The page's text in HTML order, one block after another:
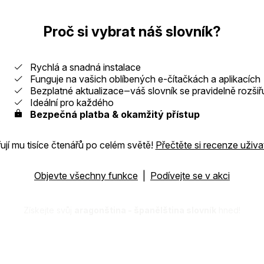
Proč si vybrat náš slovník?
Rychlá a snadná instalace
Funguje na vašich oblíbených e-čítačkách a aplikacích
Bezplatné aktualizace‒váš slovník se pravidelně
Ideální pro každého
Bezpečná platba & okamžitý přístup
mu tisíce čtenářů po celém světě! Přečtěte si recenze
Objevte všechny funkce Podívejte se v akci